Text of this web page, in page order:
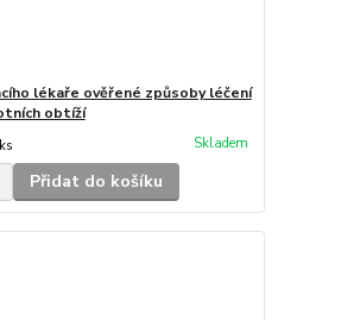
lékaře ověřené způsoby léčení
obtíží
Skladem
Přidat do košíku